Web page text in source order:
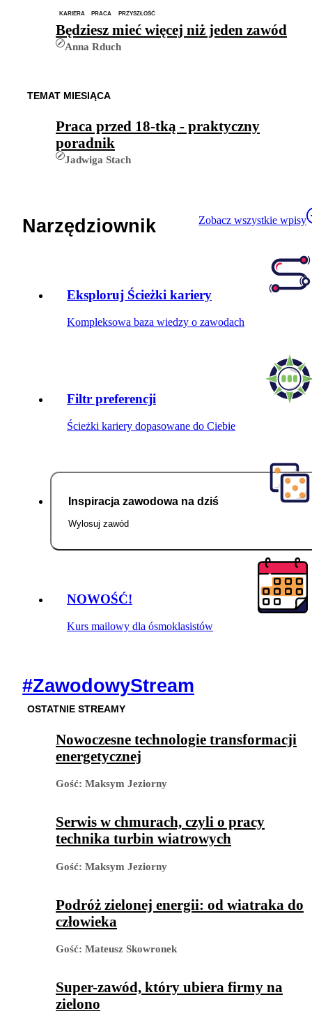
KARIERA PRACA PRZYSZŁOŚĆ
Będziesz mieć więcej niż jeden zawód
Anna Rduch
TEMAT MIESIĄCA
Praca przed 18-tką - praktyczny
poradnik
Jadwiga Stach
Zobacz wszystkie wpisy
Narzędziownik
Eksploruj Ścieżki kariery
Kompleksowa baza wiedzy o zawodach
Filtr preferencji
Ścieżki kariery dopasowane do Ciebie
Inspiracja zawodowa na dziś
Wylosuj zawód
NOWOŚĆ!
Kurs mailowy dla ósmoklasistów
#ZawodowyStream
OSTATNIE STREAMY
Nowoczesne technologie transformacji
energetycznej
Gość: Maksym Jeziorny
Serwis w chmurach, czyli o pracy
technika turbin wiatrowych
Gość: Maksym Jeziorny
Podróż zielonej energii: od wiatraka do
człowieka
Gość: Mateusz Skowronek
Super-zawód, który ubiera firmy na
zielono